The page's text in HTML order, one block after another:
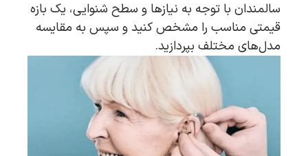
سالمندان با توجه به نیازها و سطح شنوایی، یک بازه
قیمتی مناسب را مشخص کنید و سپس به مقایسه
مدل‌های مختلف بپردازید.